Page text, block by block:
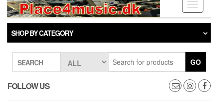
Toggle
SHOP BY CATEGORY
SEARCH GO
FOLLOW US